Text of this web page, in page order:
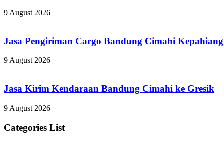
9 August 2026
Jasa Pengiriman Cargo Bandung Cimahi Kepahiang
9 August 2026
Jasa Kirim Kendaraan Bandung Cimahi ke Gresik
9 August 2026
Categories List